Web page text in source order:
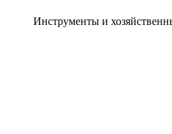
Инструменты и